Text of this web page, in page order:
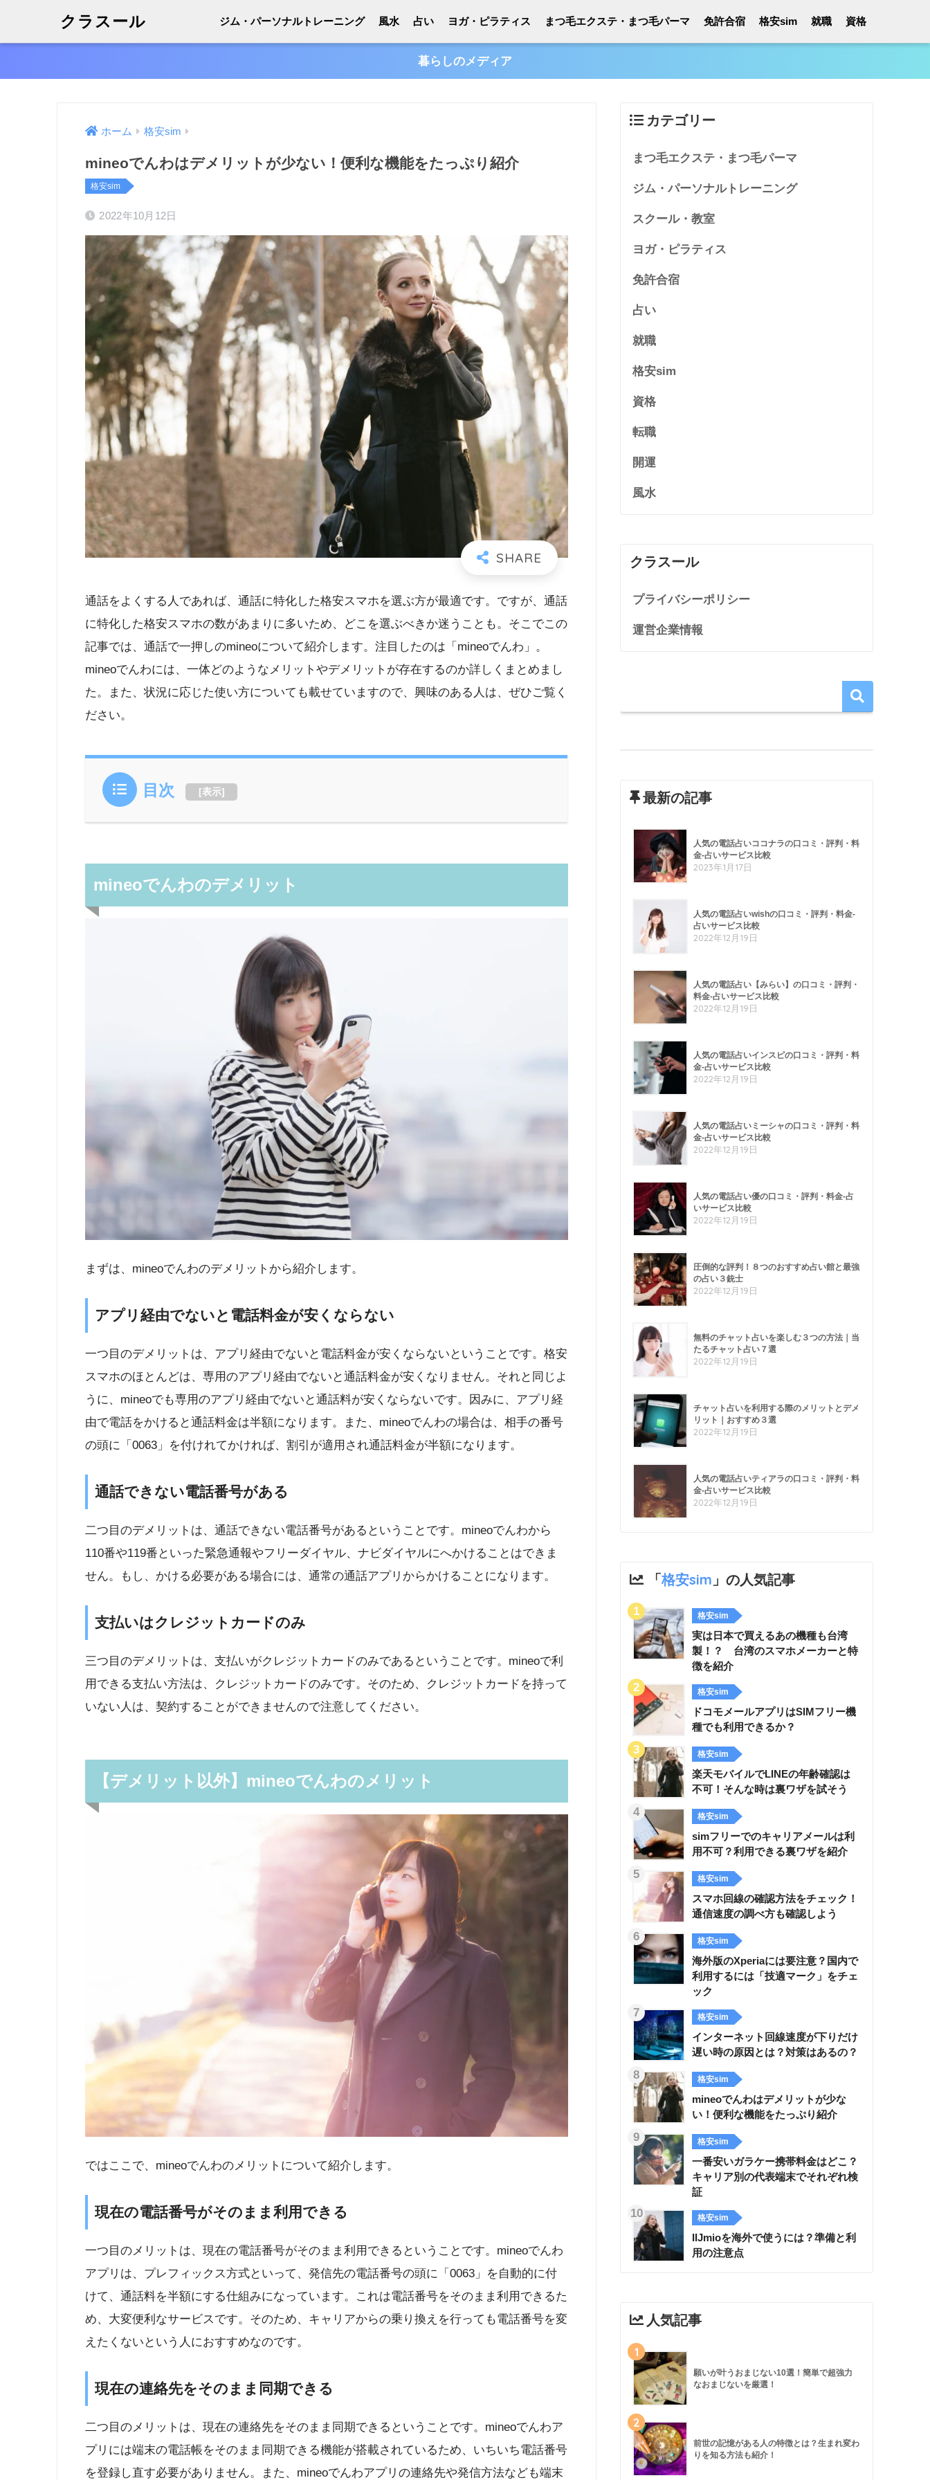
クラスール ジム・パーソナルトレーニング 風水 占い ヨガ・ピラティス まつ毛エクステ・まつ毛パーマ 免許合宿 格安sim 就職 資格
暮らしのメディア
ホーム 格安sim
mineoでんわはデメリットが少ない！便利な機能をたっぷり紹介
格安sim
2022年10月12日
通話をよくする人であれば、通話に特化した格安スマホを選ぶ方が最適です。ですが、通話
に特化した格安スマホの数があまりに多いため、どこを選ぶべきか迷うことも。そこでこの
記事では、通話で一押しのmineoについて紹介します。注目したのは「mineoでんわ」。
mineoでんわには、一体どのようなメリットやデメリットが存在するのか詳しくまとめまし
た。また、状況に応じた使い方についても載せていますので、興味のある人は、ぜひご覧く
ださい。
目次 [表示]
mineoでんわのデメリット
まずは、mineoでんわのデメリットから紹介します。
アプリ経由でないと電話料金が安くならない
一つ目のデメリットは、アプリ経由でないと電話料金が安くならないということです。格安
スマホのほとんどは、専用のアプリ経由でないと通話料金が安くなりません。それと同じよ
うに、mineoでも専用のアプリ経由でないと通話料が安くならないです。因みに、アプリ経
由で電話をかけると通話料金は半額になります。また、mineoでんわの場合は、相手の番号
の頭に「0063」を付けれてかければ、割引が適用され通話料金が半額になります。
通話できない電話番号がある
二つ目のデメリットは、通話できない電話番号があるということです。mineoでんわから
110番や119番といった緊急通報やフリーダイヤル、ナビダイヤルにへかけることはできま
せん。もし、かける必要がある場合には、通常の通話アプリからかけることになります。
支払いはクレジットカードのみ
三つ目のデメリットは、支払いがクレジットカードのみであるということです。mineoで利
用できる支払い方法は、クレジットカードのみです。そのため、クレジットカードを持って
いない人は、契約することができませんので注意してください。
【デメリット以外】mineoでんわのメリット
ではここで、mineoでんわのメリットについて紹介します。
現在の電話番号がそのまま利用できる
一つ目のメリットは、現在の電話番号がそのまま利用できるということです。mineoでんわ
アプリは、プレフィックス方式といって、発信先の電話番号の頭に「0063」を自動的に付
けて、通話料を半額にする仕組みになっています。これは電話番号をそのまま利用できるた
め、大変便利なサービスです。そのため、キャリアからの乗り換えを行っても電話番号を変
えたくないという人におすすめなのです。
現在の連絡先をそのまま同期できる
二つ目のメリットは、現在の連絡先をそのまま同期できるということです。mineoでんわア
プリには端末の電話帳をそのまま同期できる機能が搭載されているため、いちいち電話番号
を登録し直す必要がありません。また、mineoでんわアプリの連絡先や発信方法なども端末
カテゴリー
まつ毛エクステ・まつ毛パーマ
ジム・パーソナルトレーニング
スクール・教室
ヨガ・ピラティス
免許合宿
占い
就職
格安sim
資格
転職
開運
風水
クラスール
プライバシーポリシー
運営企業情報
最新の記事
人気の電話占いココナラの口コミ・評判・料
金-占いサービス比較
2023年1月17日
人気の電話占いwishの口コミ・評判・料金-
占いサービス比較
2022年12月19日
人気の電話占い【みらい】の口コミ・評判・
料金-占いサービス比較
2022年12月19日
人気の電話占いインスピの口コミ・評判・料
金-占いサービス比較
2022年12月19日
人気の電話占いミーシャの口コミ・評判・料
金-占いサービス比較
2022年12月19日
人気の電話占い優の口コミ・評判・料金-占
いサービス比較
2022年12月19日
圧倒的な評判！８つのおすすめ占い館と最強
の占い３銃士
2022年12月19日
無料のチャット占いを楽しむ３つの方法｜当
たるチャット占い７選
2022年12月19日
チャット占いを利用する際のメリットとデメ
リット｜おすすめ３選
2022年12月19日
人気の電話占いティアラの口コミ・評判・料
金-占いサービス比較
2022年12月19日
「格安sim 」の人気記事
格安sim
実は日本で買えるあの機種も台湾
製！？ 台湾のスマホメーカーと特
徴を紹介
格安sim
ドコモメールアプリはSIMフリー機
種でも利用できるか？
格安sim
楽天モバイルでLINEの年齢確認は
不可！そんな時は裏ワザを試そう
格安sim
simフリーでのキャリアメールは利
用不可？利用できる裏ワザを紹介
格安sim
スマホ回線の確認方法をチェック！
通信速度の調べ方も確認しよう
格安sim
海外版のXperiaには要注意？国内で
利用するには「技適マーク」をチェ
ック
格安sim
インターネット回線速度が下りだけ
遅い時の原因とは？対策はあるの？
格安sim
mineoでんわはデメリットが少な
い！便利な機能をたっぷり紹介
格安sim
一番安いガラケー携帯料金はどこ？
キャリア別の代表端末でそれぞれ検
証
格安sim
IIJmioを海外で使うには？準備と利
用の注意点
人気記事
1
願いが叶うおまじない10選！簡単で超強力
なおまじないを厳選！
2
前世の記憶がある人の特徴とは？生まれ変わ
りを知る方法も紹介！